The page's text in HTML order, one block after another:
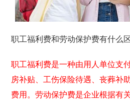
职工福利费和劳动保护费有什么
职工福利费是一种由用人单位支
房补贴、工伤保险待遇、丧葬补
费用。劳动保护费是企业根据有